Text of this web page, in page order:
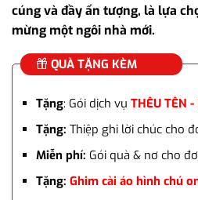
cúng và đầy ấn tượng, là lựa
mừng một ngôi nhà mới.
QUÀ TẶNG KÈM
Tặng: Gói dịch vụ THÊU TÊN -
Tặng: Thiệp ghi lời chúc cho
Miễn phí: Gói quà & nơ cho
Tặng: Ghim cài áo hình chú